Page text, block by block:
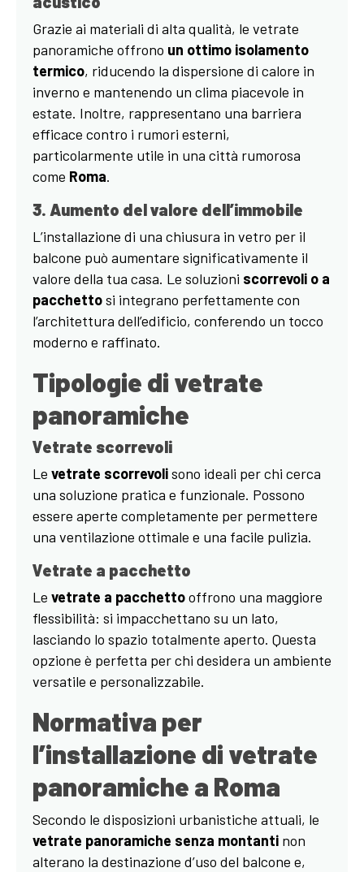
Grazie ai materiali di alta qualità, le vetrate
panoramiche offrono un ottimo isolamento
termico, riducendo la dispersione di calore in
inverno e mantenendo un clima piacevole in
estate. Inoltre, rappresentano una barriera
efficace contro i rumori esterni,
particolarmente utile in una città rumorosa
come Roma.
3. Aumento del valore dell’immobile
L’installazione di una chiusura in vetro per il
balcone può aumentare significativamente il
valore della tua casa. Le soluzioni scorrevoli o a
pacchettosi integrano perfettamente con
l’architettura dell’edificio, conferendo un tocco
moderno e raffinato.
Tipologie di vetrate
panoramiche
Vetrate scorrevoli
Le vetrate scorrevolisono ideali per chi cerca
una soluzione pratica e funzionale. Possono
essere aperte completamente per permettere
una ventilazione ottimale e una facile pulizia.
Vetrate a pacchetto
Le vetrate a pacchettooffrono una maggiore
flessibilità: si impacchettano su un lato,
lasciando lo spazio totalmente aperto. Questa
opzione è perfetta per chi desidera un ambiente
versatile e personalizzabile.
Normativa per
l’installazione di vetrate
panoramiche a Roma
Secondo le disposizioni urbanistiche attuali, le
vetrate panoramiche senza montanti non
alterano la destinazione d’uso del balcone e,